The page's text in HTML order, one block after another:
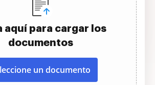
aquí para cargar los
documentos
un documento